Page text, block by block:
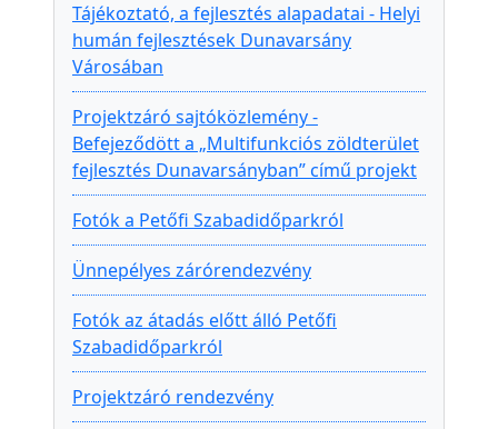
Tájékoztató, a fejlesztés alapadatai - Helyi
humán fejlesztések Dunavarsány
Városában
Projektzáró sajtóközlemény -
Befejeződött a „Multifunkciós zöldterület
fejlesztés Dunavarsányban” című projekt
Fotók a Petőfi Szabadidőparkról
Ünnepélyes zárórendezvény
Fotók az átadás előtt álló Petőfi
Szabadidőparkról
Projektzáró rendezvény